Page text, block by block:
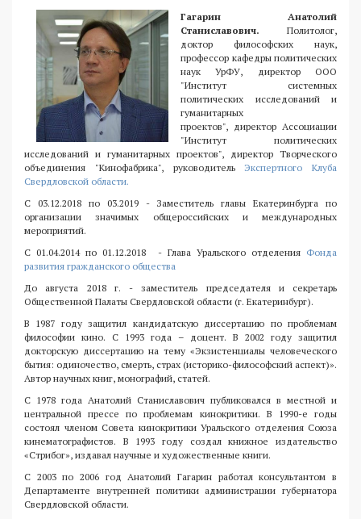
Гагарин Анатолий
Станиславович. Политолог,
доктор философских наук,
профессор кафедры политических
наук УрФУ, директор ООО
"Институт системных
политических исследований и
гуманитарных
проектов", директор Ассоциации
"Институт политических
исследований и гуманитарных проектов", директор Творческого
объединения "Кинофабрика", руководитель Экспертного Клуба
Свердловской области.
С 03.12.2018 по 03.2019 - Заместитель главы Екатеринбурга по
организации значимых общероссийских и международных
мероприятий.
С 01.04.2014 по 01.12.2018 - Глава Уральского отделения Фонда
развития гражданского общества
До августа 2018 г. - заместитель председателя и секретарь
Общественной Палаты Свердловской области (г. Екатеринбург).
В 1987 году защитил кандидатскую диссертацию по проблемам
философии кино. С 1993 года – доцент. В 2002 году защитил
докторскую диссертацию на тему «Экзистенциалы человеческого
бытия: одиночество, смерть, страх (историко-философский аспект)».
Автор научных книг, монографий, статей.
С 1978 года Анатолий Станиславович публиковался в местной и
центральной прессе по проблемам кинокритики. В 1990-е годы
состоял членом Совета кинокритики Уральского отделения Союза
кинематографистов. В 1993 году создал книжное издательство
«Стрибог», издавал научные и художественные книги.
С 2003 по 2006 год Анатолий Гагарин работал консультантом в
Департаменте внутренней политики администрации губернатора
Свердловской области.